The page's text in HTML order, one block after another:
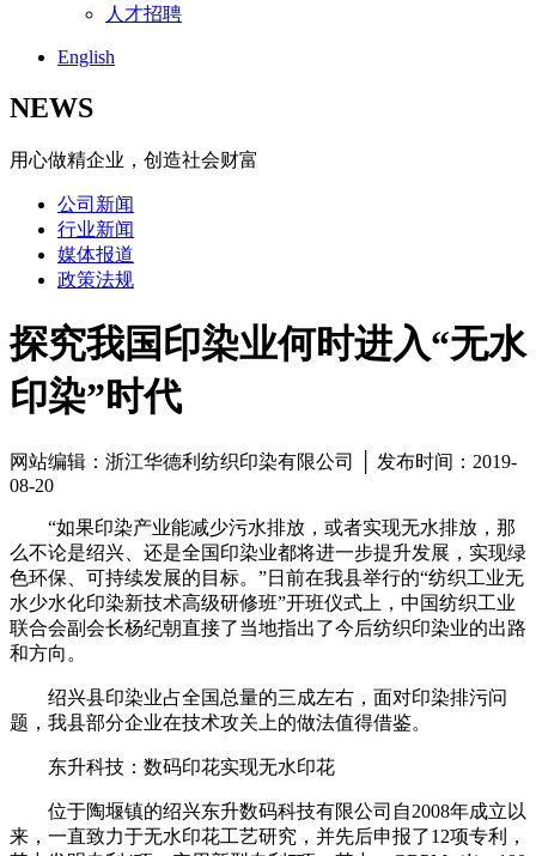
人才招聘
English
NEWS
用心做精企业，创造社会财富
公司新闻
行业新闻
媒体报道
政策法规
探究我国印染业何时进入“无水
印染”时代
网站编辑：浙江华德利纺织印染有限公司 │ 发布时间：2019-
08-20
“如果印染产业能减少污水排放，或者实现无水排放，那
么不论是绍兴、还是全国印染业都将进一步提升发展，实现绿
色环保、可持续发展的目标。”日前在我县举行的“纺织工业无
水少水化印染新技术高级研修班”开班仪式上，中国纺织工业
联合会副会长杨纪朝直接了当地指出了今后纺织印染业的出路
和方向。
绍兴县印染业占全国总量的三成左右，面对印染排污问
题，我县部分企业在技术攻关上的做法值得借鉴。
东升科技：数码印花实现无水印花
位于陶堰镇的绍兴东升数码科技有限公司自2008年成立以
来，一直致力于无水印花工艺研究，并先后申报了12项专利，